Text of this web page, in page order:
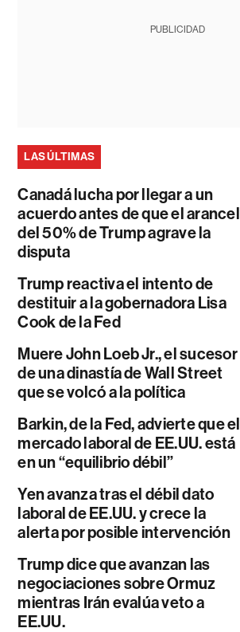
PUBLICIDAD
LAS ÚLTIMAS
Canadá lucha por llegar a un
acuerdo antes de que el arancel
del 50% de Trump agrave la
disputa
Trump reactiva el intento de
destituir a la gobernadora Lisa
Cook de la Fed
Muere John Loeb Jr., el sucesor
de una dinastía de Wall Street
que se volcó a la política
Barkin, de la Fed, advierte que el
mercado laboral de EE.UU. está
en un “equilibrio débil”
Yen avanza tras el débil dato
laboral de EE.UU. y crece la
alerta por posible intervención
Trump dice que avanzan las
negociaciones sobre Ormuz
mientras Irán evalúa veto a
EE.UU.